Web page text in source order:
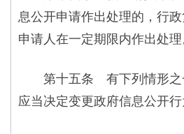
息公开申请作出处理的，行
申请人在一定期限内作出处理
第十五条 有下列情形之
应当决定变更政府信息公开行